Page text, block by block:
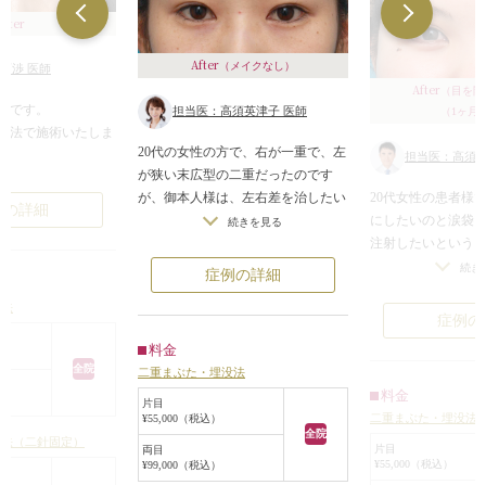
渉 医師
です。
法で施術いたしま
詳細
全院
（二針固定）
After （メイクなし）
担当医：高須英津子 医師
20代の女性の方で、右が一重で、左
が狭い末広型の二重だったのです
が、御本人様は、左右差を治したい
ということと、狭い平行型の二重を
ややまぶたの厚みがあるということ
と、そこそこ広い幅の二重を望んで
いたこともあり、ミニ切開法が最も
がとれないなどの理由で埋没法で行
うことになりました。
この方は、元々蒙古襞があまり発達
していなかったので、目を閉じた状
態で約8mmのところで二重を作った
ら、必然的に平行型の二重になりま
続きを見る
症例の詳細
料金
二重まぶた・埋没法
片目
¥55,000（税込）
全院
両目
¥99,000（税込）
After （目を
（1ヶ月
担当医：高須
20代女性の患者様
にしたいのと涙袋
注射したいという
診察させていただ
患者様はやや幅広
重を作りました。
涙袋は自然な範囲
ロン酸を注入し、
膨らませて大きく
続き
症例
料金
二重まぶた・埋没法
片目
¥55,000（税込）